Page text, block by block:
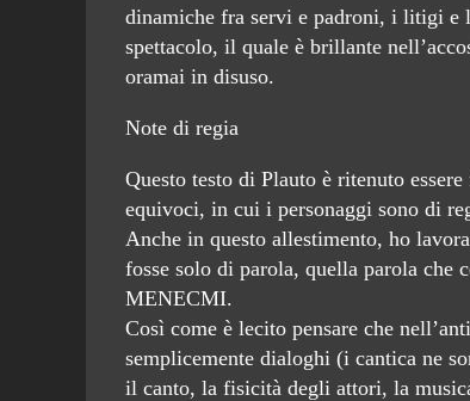
dinamiche fra servi e padroni, i litigi e
spettacolo, il quale è brillante
oramai in disuso.
Note di regia
Questo testo di Plauto è ritenuto
equivoci, in cui i personaggi sono di
Anche in questo allestimento, ho
fosse solo di parola, quella parola che
MENECMI.
Così come è lecito pensare che
semplicemente dialoghi (i cantica ne
il canto, la fisicità degli attori, la